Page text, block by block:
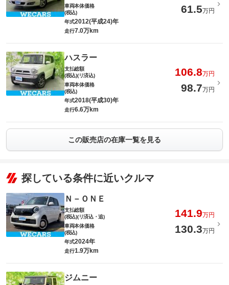
車両本体価格
(税込)
61.5万円
年式2012(平成24)年
走行7.0万km
ハスラー
支払総額
(税込)(リ済込)
106.8万円
車両本体価格
(税込)
98.7万円
年式2018(平成30)年
走行6.6万km
この販売店の在庫一覧を見る
探している条件に近いクルマ
Ｎ－ＯＮＥ
支払総額
(税込)(リ済込・追)
141.9万円
車両本体価格
(税込)
130.3万円
年式2024年
走行1.9万km
ジムニー